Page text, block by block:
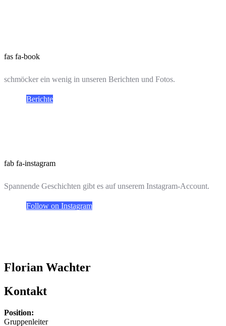
fas fa-book
schmöcker ein wenig in unseren Berichten und Fotos.
Berichte
fab fa-instagram
Spannende Geschichten gibt es auf unserem Instagram-Account.
Follow on Instagram
Florian Wachter
Kontakt
Position:
Gruppenleiter